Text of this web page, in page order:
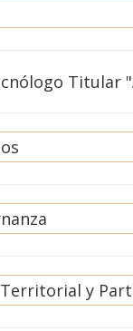
Titular
y